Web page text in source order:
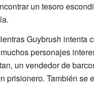
un tesoro
Guybrush intenta
personajes
un vendedor de
prisionero. También se